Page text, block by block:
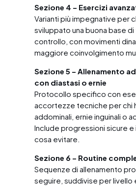
Sezione 4 – Esercizi
Varianti più impegnative per
sviluppato una buona base
controllo, con movimenti
maggiore coinvolgimento
Sezione 5 – Allenamento
con diastasi o ernie
Protocollo specifico con
accortezze tecniche per chi
addominali, ernie inguinali o
Include progressioni sicure e
cosa evitare.
Sezione 6 – Routine
Sequenze di allenamento
seguire, suddivise per livello